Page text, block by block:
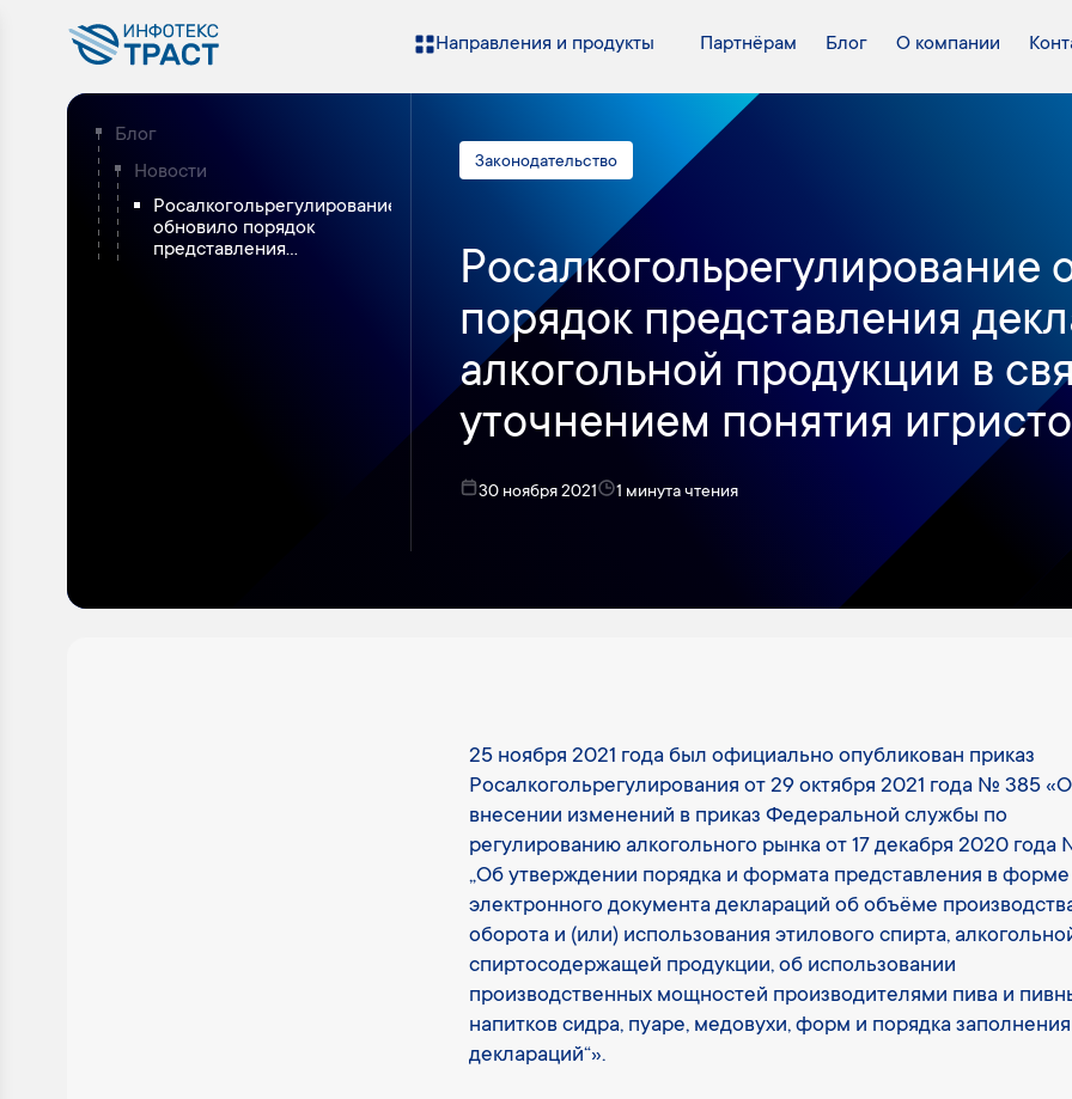
Направления и продукты Партнёрам Блог О компании
Блог
Новости
Росалкогольрегулирование
обновило порядок
представления...
Законодательство
Росалкогольрегулирование
порядок представления
алкогольной продукции в
уточнением понятия
30 ноября 2021 1 минута чтения
25 ноября 2021 года был официально опубликован приказ
Росалкогольрегулирования от 29 октября 2021 года № 385 «О
внесении изменений в приказ Федеральной службы по
регулированию алкогольного рынка от 17 декабря 2020
„Об утверждении порядка и формата представления в форме
электронного документа деклараций об объёме
оборота и (или) использования этилового спирта,
спиртосодержащей продукции, об использовании
производственных мощностей производителями пива и
напитков сидра, пуаре, медовухи, форм и порядка заполнения
деклараций“».